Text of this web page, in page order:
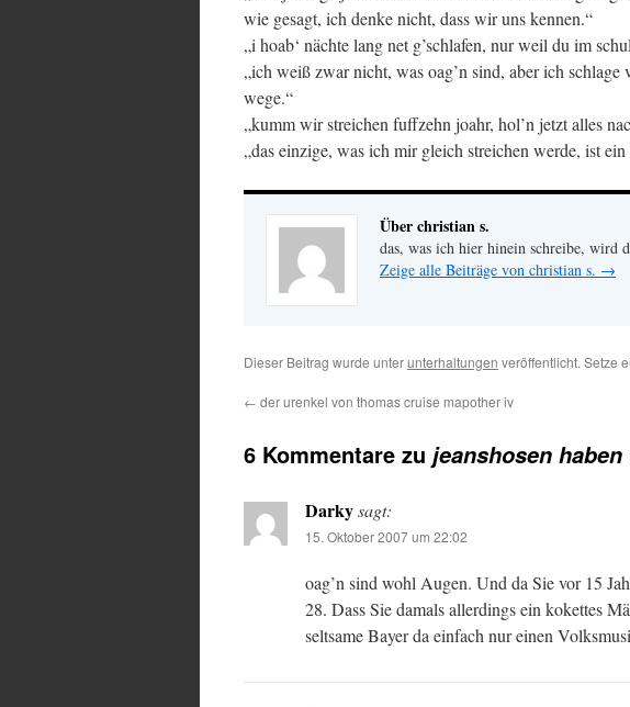
wie gesagt, ich denke nicht, dass wir uns kennen.“
„i hoab‘ nächte lang net g’schlafen, nur weil du im
„ich weiß zwar nicht, was oag’n sind, aber ich
wege.“
„kumm wir streichen fuffzehn joahr, hol’n jetzt alles
„das einzige, was ich mir gleich streichen werde, ist ein
Über christian s.
das, was ich hier hinein schreibe, wird
Zeige alle Beiträge von christian s. →
Dieser Beitrag wurde unterunterhaltungen veröffentlicht. Setze
← der urenkel von thomas cruise mapother iv
6 Kommentare zu jeanshosen
Darkysagt:
15. Oktober 2007 um 22:02
oag’n sind wohl Augen. Und da Sie vor 15
28. Dass Sie damals allerdings ein kokettes
seltsame Bayer da einfach nur einen